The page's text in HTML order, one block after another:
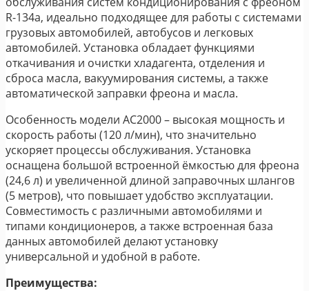
R-134a, идеально подходящее для работы с системами
грузовых автомобилей, автобусов и легковых
автомобилей. Установка обладает функциями
откачивания и очистки хладагента, отделения и
сброса масла, вакуумирования системы, а также
автоматической заправки фреона и масла.
Особенность модели AC2000 – высокая мощность и
скорость работы (120 л/мин), что значительно
ускоряет процессы обслуживания. Установка
оснащена большой встроенной ёмкостью для фреона
(24,6 л) и увеличенной длиной заправочных шлангов
(5 метров), что повышает удобство эксплуатации.
Совместимость с различными автомобилями и
типами кондиционеров, а также встроенная база
данных автомобилей делают установку
универсальной и удобной в работе.
Преимущества: